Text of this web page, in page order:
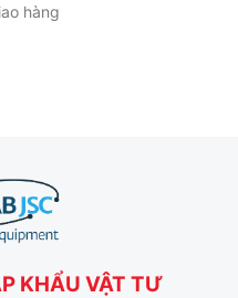
hàng
KHẨU VẬT TƯ